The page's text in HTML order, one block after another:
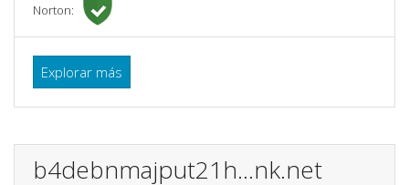
Norton:
Explorar más
b4debnmajput21h...nk.net